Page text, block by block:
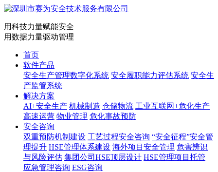
用科技力量赋能安全
用数据力量驱动管理
首页
软件产品
安全生产管理数字化系统 安全履职能力评估系统 安全生
产监管系统
解决方案
AI+安全生产 机械制造 仓储物流 工业互联网+危化生产
高速运营 物业管理 危化事故预防
安全咨询
双重预防机制建设 工艺过程安全咨询 “安全征程”安全管
理提升 HSE管理体系建设 海外项目安全管理 危害辨识
与风险评估 集团公司HSE顶层设计 HSE管理项目托管
应急管理咨询 ESG咨询